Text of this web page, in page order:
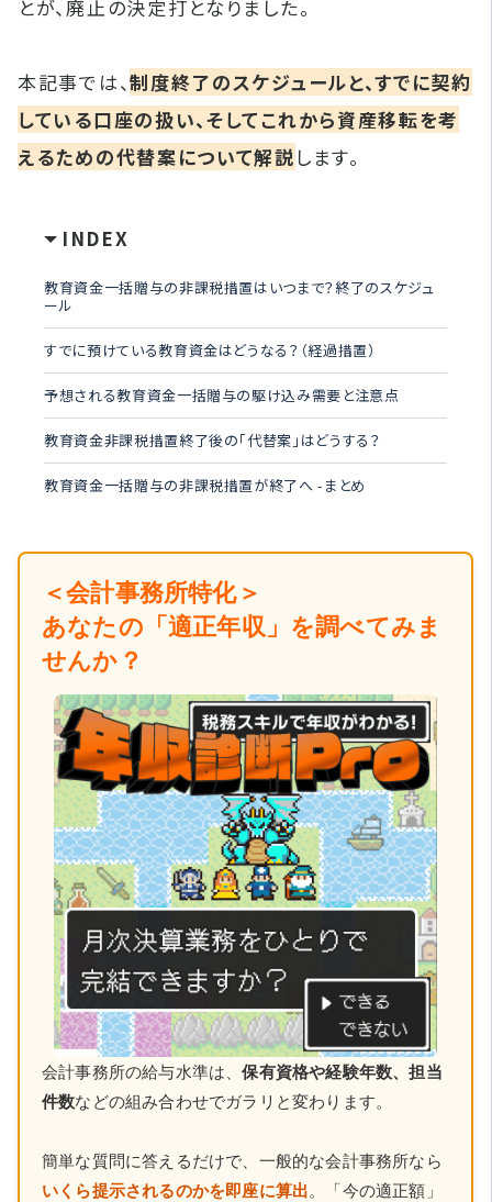
とが、廃止の決定打となりました。
本記事では、制度終了のスケジュールと、すでに契約
している口座の扱い、そしてこれから資産移転を考
えるための代替案について解説 します。
INDEX
教育資金一括贈与の非課税措置はいつまで？終了のスケジュ
ール
すでに預けている教育資金はどうなる？（経過措置）
予想される教育資金一括贈与の駆け込み需要と注意点
教育資金非課税措置終了後の「代替案」はどうする？
教育資金一括贈与の非課税措置が終了へ -まとめ
＜会計事務所特化＞
あなたの「適正年収」を調べてみま
せんか？
会計事務所の給与水準は、保有資格や経験年数、担当
件数などの組み合わせでガラリと変わります。
簡単な質問に答えるだけで、一般的な会計事務所なら
いくら提示されるのかを即座に算出。「今の適正額」